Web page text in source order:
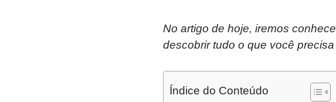
No artigo de hoje, iremos
descobrir tudo o que você precisa
Índice do Conteúdo